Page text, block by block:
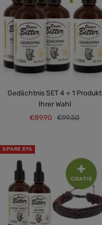
Gedächtnis SET 4 + 1 Produkt
Ihrer Wahl
Angebotspreis
€89,90
Regulärer
€99,50
SPARE 31%